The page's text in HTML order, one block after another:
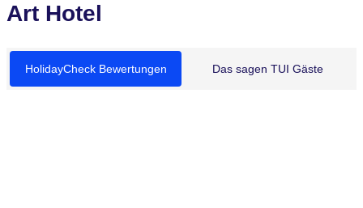
Art Hotel
HolidayCheck Bewertungen Das sagen TUI Gäste